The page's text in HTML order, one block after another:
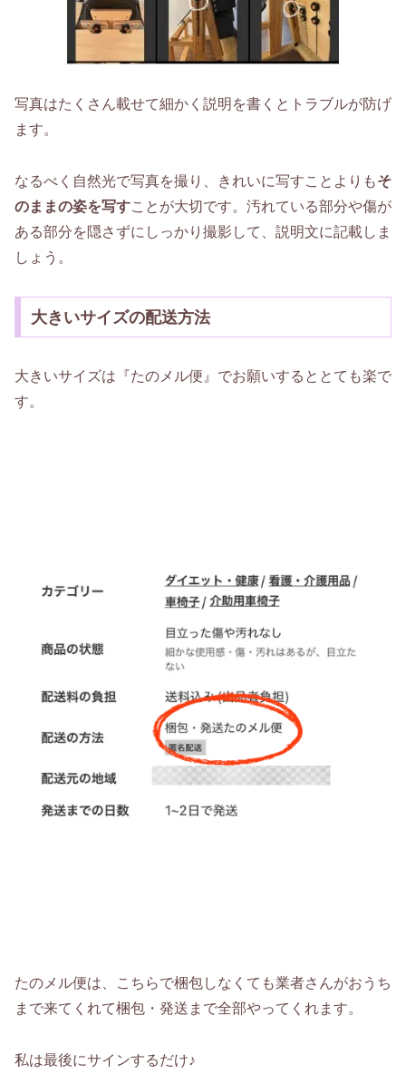
写真はたくさん載せて細かく説明を書くとトラブルが防げ
ます。
なるべく自然光で写真を撮り、きれいに写すことよりもそ
のままの姿を写すことが大切です。汚れている部分や傷が
ある部分を隠さずにしっかり撮影して、説明文に記載しま
しょう。
大きいサイズの配送方法
大きいサイズは『たのメル便』でお願いするととても楽で
す。
たのメル便は、こちらで梱包しなくても業者さんがおうち
まで来てくれて梱包・発送まで全部やってくれます。
私は最後にサインするだけ♪